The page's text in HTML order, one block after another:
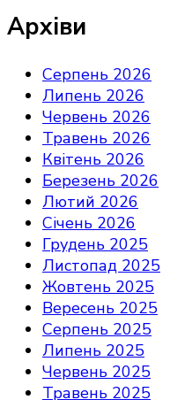
Архіви
Серпень 2026
Липень 2026
Червень 2026
Травень 2026
Квітень 2026
Березень 2026
Лютий 2026
Січень 2026
Грудень 2025
Листопад 2025
Жовтень 2025
Вересень 2025
Серпень 2025
Липень 2025
Червень 2025
Травень 2025